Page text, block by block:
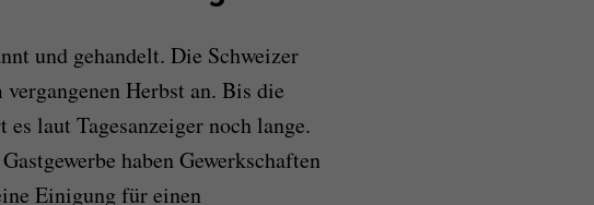
und gehandelt. Die Schweizer
Herbst an. Bis die
laut Tagesanzeiger noch lange.
haben Gewerkschaften
Einigung für einen